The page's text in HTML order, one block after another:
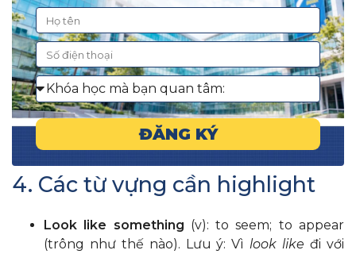
ĐĂNG KÝ
4. Các từ vựng cần highlight
Look like something (v): to seem; to appear
(trông như thế nào). Lưu ý: Vìlook like đi với